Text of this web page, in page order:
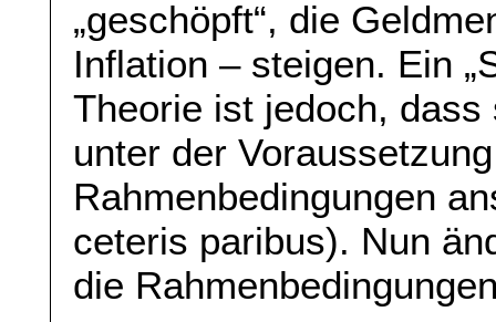
„geschöpft“, die
Inflation – steigen. Ein
Theorie ist jedoch,
unter der
Rahmenbedingungen
ceteris paribus). Nun
die